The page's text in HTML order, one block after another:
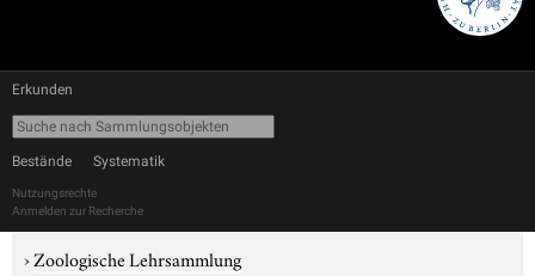
Erkunden
Bestände Systematik
Nutzungsrechte
Anmelden zur Recherche
›Zoologische Lehrsammlung